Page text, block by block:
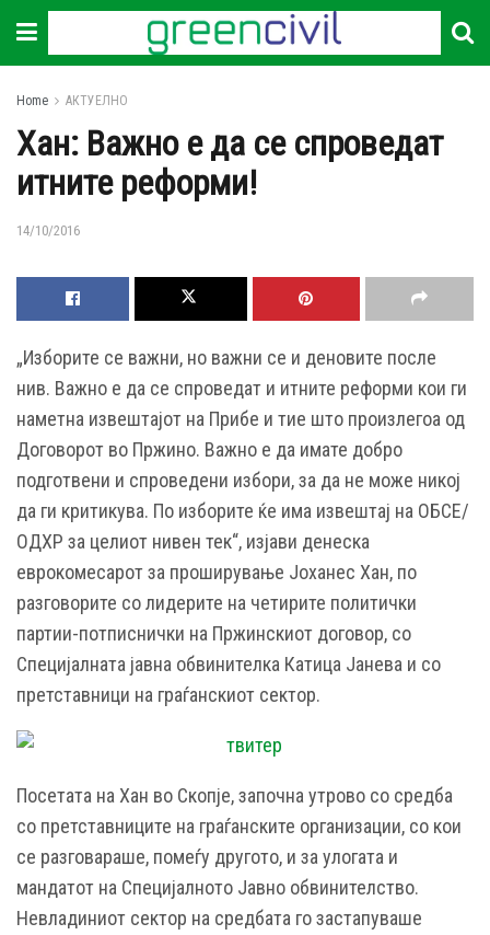
Home АКТУЕЛНО
Хан: Важно е да се спроведат
итните реформи!
14/10/2016
„Изборите се важни, но важни се и деновите после
нив. Важно е да се спроведат и итните реформи кои ги
наметна извештајот на Прибе и тие што произлегоа од
Договорот во Пржино. Важно е да имате добро
подготвени и спроведени избори, за да не може никој
да ги критикува. По изборите ќе има извештај на ОБСЕ/
ОДХР за целиот нивен тек“, изјави денеска
еврокомесарот за проширување Јоханес Хан, по
разговорите со лидерите на четирите политички
партии-потписнички на Пржинскиот договор, со
Специјалната јавна обвинителка Катица Јанева и со
претставници на граѓанскиот сектор.
Посетата на Хан во Скопје, започна утрово со средба
со претставниците на граѓанските организации, со кои
се разговараше, помеѓу другото, и за улогата и
мандатот на Специјалното Јавно обвинителство.
Невладиниот сектор на средбата го застапуваше